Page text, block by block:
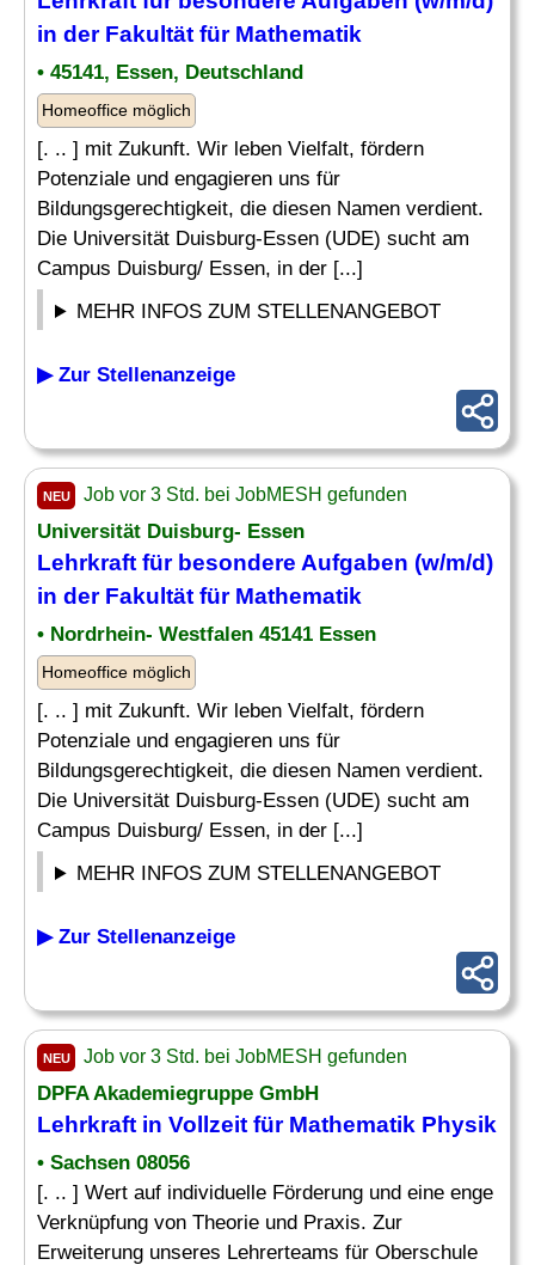
in der Fakultät für Mathematik
• 45141, Essen, Deutschland
Homeoffice möglich
[. .. ] mit Zukunft. Wir leben Vielfalt, fördern
Potenziale und engagieren uns für
Bildungsgerechtigkeit, die diesen Namen verdient.
Die Universität Duisburg-Essen (UDE) sucht am
Campus Duisburg/ Essen, in der [...]
MEHR INFOS ZUM STELLENANGEBOT
▶ Zur Stellenanzeige
NEU Job vor 3 Std. bei JobMESH gefunden
Universität Duisburg- Essen
Lehrkraft für besondere Aufgaben (w/m/d)
in der Fakultät für Mathematik
• Nordrhein- Westfalen 45141 Essen
Homeoffice möglich
[. .. ] mit Zukunft. Wir leben Vielfalt, fördern
Potenziale und engagieren uns für
Bildungsgerechtigkeit, die diesen Namen verdient.
Die Universität Duisburg-Essen (UDE) sucht am
Campus Duisburg/ Essen, in der [...]
MEHR INFOS ZUM STELLENANGEBOT
▶ Zur Stellenanzeige
NEU Job vor 3 Std. bei JobMESH gefunden
DPFA Akademiegruppe GmbH
Lehrkraft in Vollzeit für Mathematik Physik
• Sachsen 08056
[. .. ] Wert auf individuelle Förderung und eine enge
Verknüpfung von Theorie und Praxis. Zur
Erweiterung unseres Lehrerteams für Oberschule